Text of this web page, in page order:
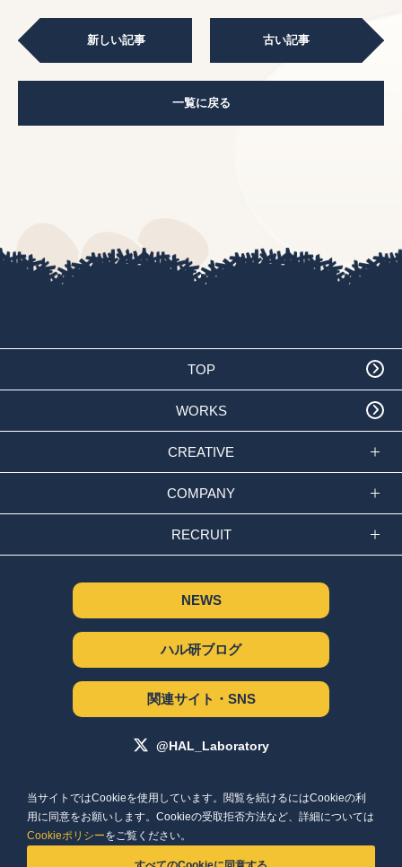
当サイトではCookieを使用しています。閲覧を続けるにはCookieの利
用に同意をお願いします。Cookieの受取拒否方法など、詳細については
Cookieポリシーをご覧ください。
新しい記事
一覧に戻る
古い記事
TOP
WORKS
CREATIVE
COMPANY
RECRUIT
NEWS
ハル研ブログ
関連サイト・SNS
@HAL_Laboratory
個人情報保護方針
お問い合わせ